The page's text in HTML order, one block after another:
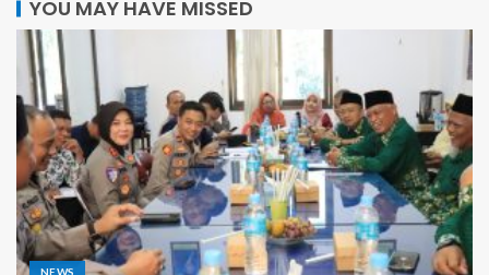
YOU MAY HAVE MISSED
NEWS